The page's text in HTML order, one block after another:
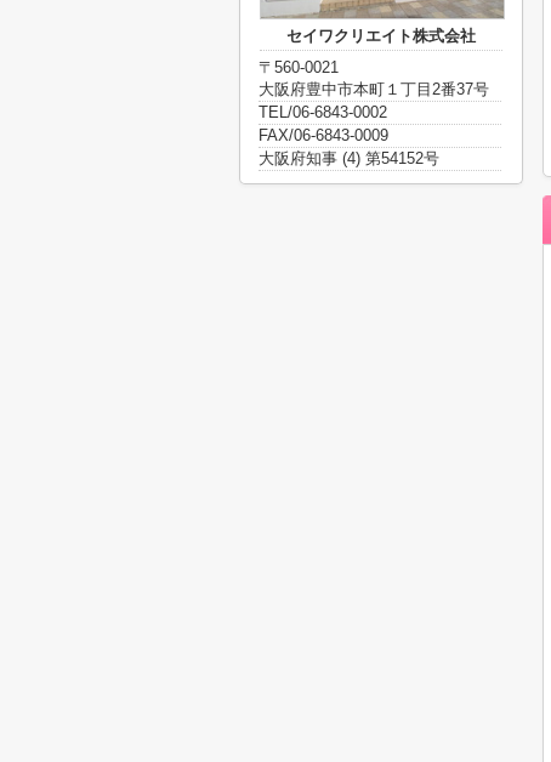
セイワクリエイト株式会社
〒560-0021
大阪府豊中市本町１丁目2番37号
TEL/06-6843-0002
FAX/06-6843-0009
大阪府知事 (4) 第54152号